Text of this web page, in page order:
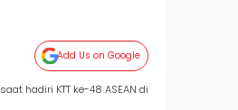
Add Us on Google
hadiri KTT ke-48 ASEAN di